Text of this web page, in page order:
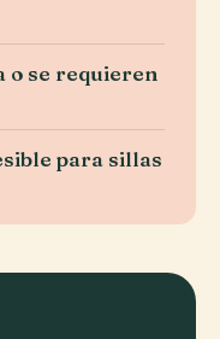
o se requieren
para sillas